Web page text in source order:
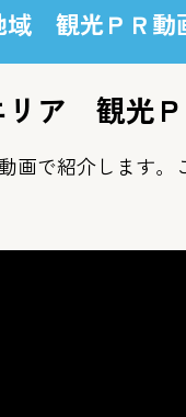
域 観光ＰＲ動
リア 観光
画で紹介します。